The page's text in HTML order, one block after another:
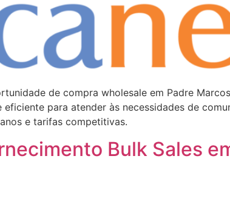
de compra wholesale em Padre
para atender às necessidades de
e tarifas competitivas.
Bulk Sales